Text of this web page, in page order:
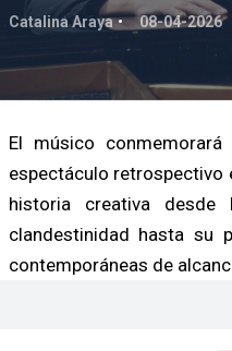
Catalina Araya 08-04-2026
El músico
espectáculo retrospectivo
historia creativa
clandestinidad hasta su
contemporáneas de